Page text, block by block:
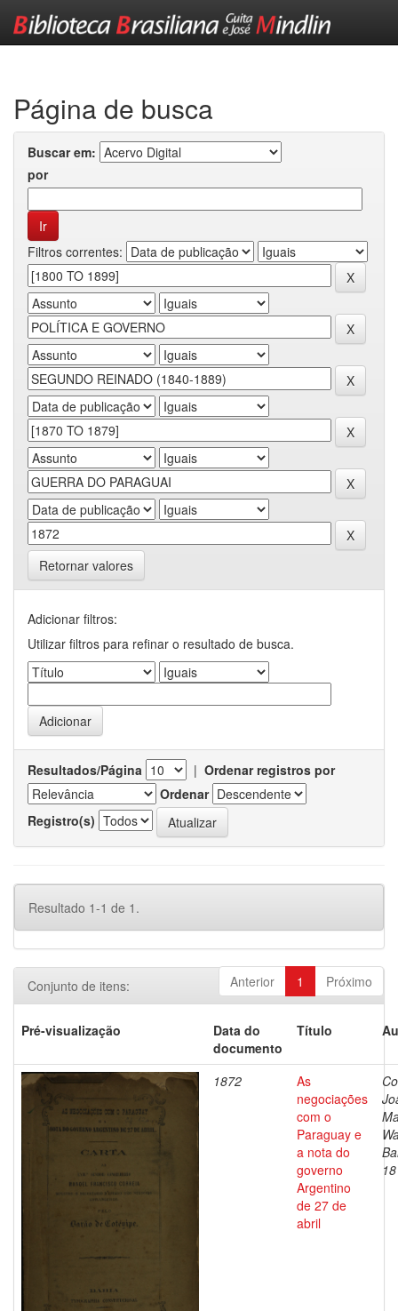
Página de busca
Buscar em:
por
Filtros correntes:
Retornar valores
Adicionar filtros:
Utilizar filtros para refinar o resultado de busca.
Resultados/Página | Ordenar registros por
Ordenar
Registro(s)
Resultado 1-1 de 1.
Anterior 1 Próximo
Conjunto de itens:
Pré-visualização
Data do
documento
Título
1872
As
negociações
com o
Paraguay e
a nota do
governo
Argentino
de 27 de
abril